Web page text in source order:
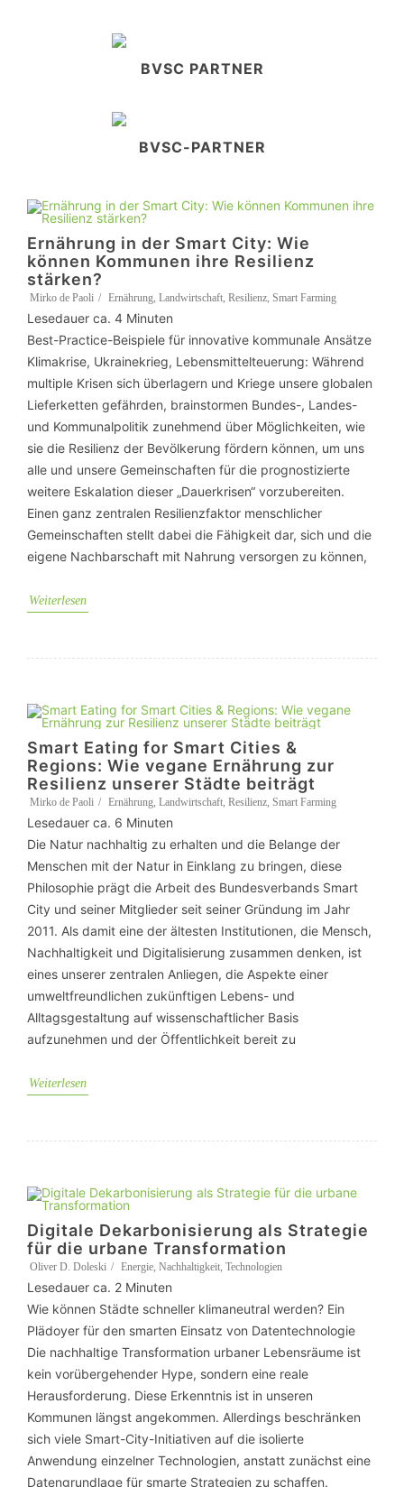
BVSC PARTNER
BVSC-PARTNER
Ernährung in der Smart City: Wie
können Kommunen ihre Resilienz
stärken?
Mirko de Paoli Ernährung Landwirtschaft Resilienz Smart Farming
Lesedauer ca. 4 Minuten
Best-Practice-Beispiele für innovative kommunale Ansätze
Klimakrise, Ukrainekrieg, Lebensmittelteuerung: Während
multiple Krisen sich überlagern und Kriege unsere globalen
Lieferketten gefährden, brainstormen Bundes-, Landes-
und Kommunalpolitik zunehmend über Möglichkeiten, wie
sie die Resilienz der Bevölkerung fördern können, um uns
alle und unsere Gemeinschaften für die prognostizierte
weitere Eskalation dieser „Dauerkrisen“ vorzubereiten.
Einen ganz zentralen Resilienzfaktor menschlicher
Gemeinschaften stellt dabei die Fähigkeit dar, sich und die
eigene Nachbarschaft mit Nahrung versorgen zu können,
Weiterlesen
Smart Eating for Smart Cities &
Regions: Wie vegane Ernährung zur
Resilienz unserer Städte beiträgt
Mirko de Paoli Ernährung Landwirtschaft Resilienz Smart Farming
Lesedauer ca. 6 Minuten
Die Natur nachhaltig zu erhalten und die Belange der
Menschen mit der Natur in Einklang zu bringen, diese
Philosophie prägt die Arbeit des Bundesverbands Smart
City und seiner Mitglieder seit seiner Gründung im Jahr
2011. Als damit eine der ältesten Institutionen, die Mensch,
Nachhaltigkeit und Digitalisierung zusammen denken, ist
eines unserer zentralen Anliegen, die Aspekte einer
umweltfreundlichen zukünftigen Lebens- und
Alltagsgestaltung auf wissenschaftlicher Basis
aufzunehmen und der Öffentlichkeit bereit zu
Weiterlesen
Digitale Dekarbonisierung als Strategie
für die urbane Transformation
Oliver D. Doleski Energie Nachhaltigkeit Technologien
Lesedauer ca. 2 Minuten
Wie können Städte schneller klimaneutral werden? Ein
Plädoyer für den smarten Einsatz von Datentechnologie
Die nachhaltige Transformation urbaner Lebensräume ist
kein vorübergehender Hype, sondern eine reale
Herausforderung. Diese Erkenntnis ist in unseren
Kommunen längst angekommen. Allerdings beschränken
sich viele Smart-City-Initiativen auf die isolierte
Anwendung einzelner Technologien, anstatt zunächst eine
Datengrundlage für smarte Strategien zu schaffen.